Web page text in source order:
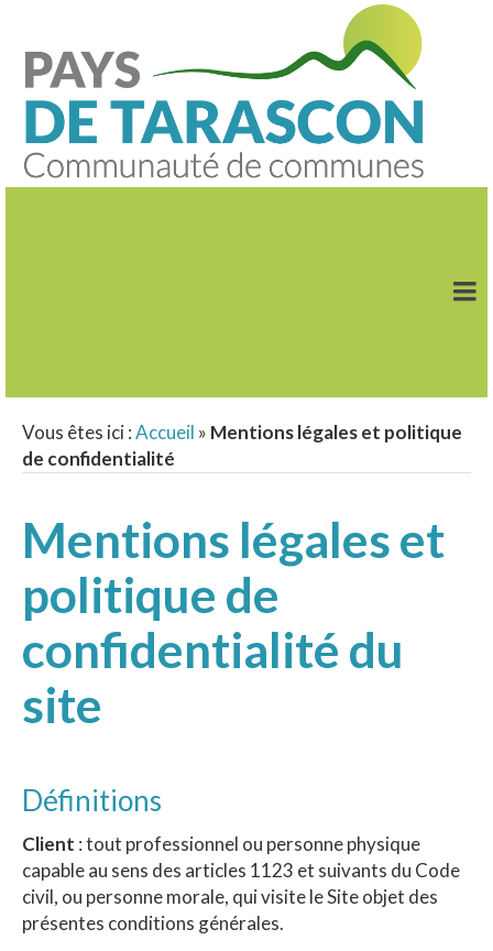
Vous êtes ici :Accueil » Mentions légales et politique
de confidentialité
Mentions légales et
politique de
confidentialité du
site
Définitions
Client : tout professionnel ou personne physique
capable au sens des articles 1123 et suivants du Code
civil, ou personne morale, qui visite le Site objet des
présentes conditions générales.